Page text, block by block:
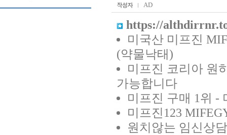
회사소개 제품소개
AD
https://
미국산 미프진
(약물낙태)
미프진 코리아 원
가능합니다
미프진 구매 1위 -
미프진123
원치않는 임신상담